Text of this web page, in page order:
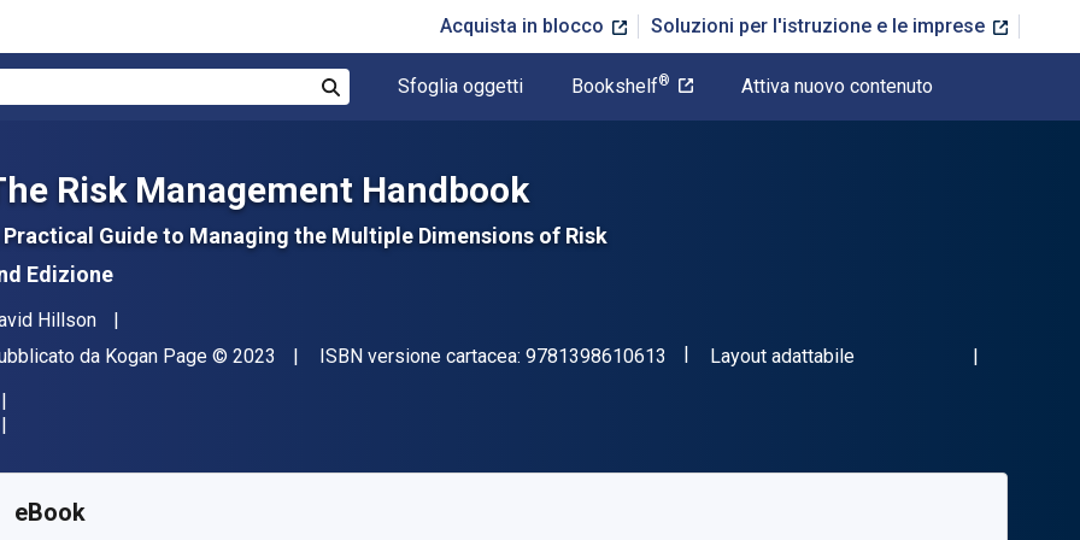
Acquista in blocco Soluzioni per l'istruzione e le imprese
Sfoglia oggetti Bookshelf® Attiva nuovo contenuto
Risk Management Handbook
Practical Guide to Managing the Multiple Dimensions of Risk
Edizione
Hillson
da Kogan Page Copyright
© 2023 ISBN versione cartacea: 9781398610613 "ISBN-13 9781398610613"
Formato
Layout adattabile
eBook